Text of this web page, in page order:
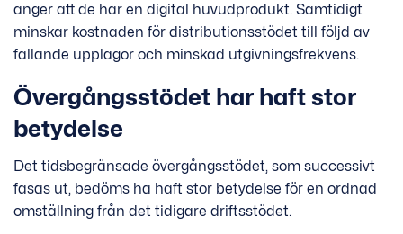
anger att de har en digital huvudprodukt. Samtidigt
minskar kostnaden för distributionsstödet till följd av
fallande upplagor och minskad utgivningsfrekvens.
Övergångsstödet har haft stor
betydelse
Det tidsbegränsade övergångsstödet, som successivt
fasas ut, bedöms ha haft stor betydelse för en ordnad
omställning från det tidigare driftsstödet.